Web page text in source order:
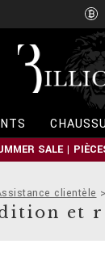
SALE |
clientèle
et